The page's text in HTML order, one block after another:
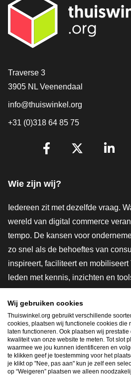
Contact
Traverse 3
3905 NL Veenendaal
info@thuiswinkel.org
+31 (0)318 64 85 75
Volg je ons al?
Wie zijn wij?
Iedereen zit met dezelfde vraag.
wereld van digital commerce
tempo. De kansen voor
zo snel als de behoeftes van
inspireert, faciliteert en
leden met kennis, inzichten en
innovatievere toekomst. Dus groei
shoppen slimmer.
Lid worden
Wij gebruiken cookies
Thuiswinkel.org gebruikt verschillende
cookies, plaatsen wij functionele cookies die
laten functioneren. Ook plaatsen wij
kwaliteit van onze website te meten. Tot slot
waarmee we jou kunnen identificeren en
te klikken geef je toestemming voor het
je klikt op "Nee, pas aan" kun je zelf een
op “Weigeren” plaatsen we alleen